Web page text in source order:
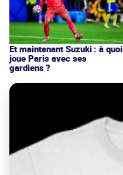
Et maintenant Suzuki : à quoi
joue Paris avec ses
gardiens ?